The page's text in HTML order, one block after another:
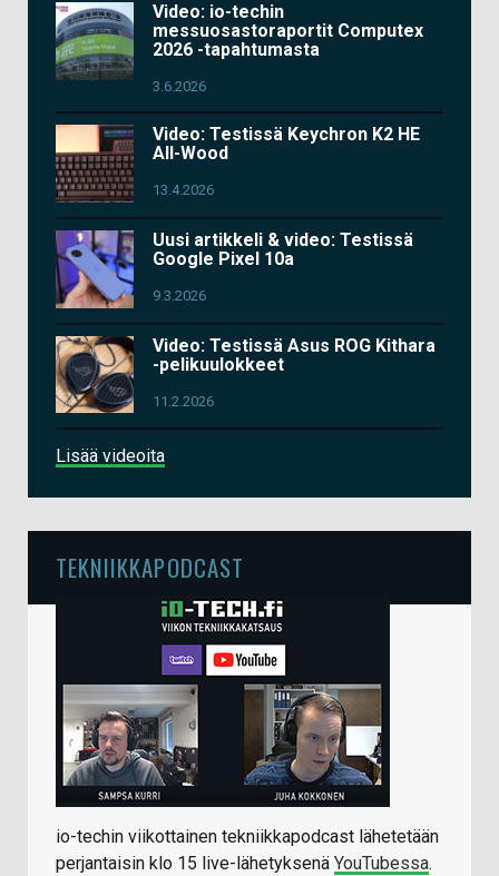
Video: io-techin
messuosastoraportit Computex
2026 -tapahtumasta
3.6.2026
Video: Testissä Keychron K2 HE
All-Wood
13.4.2026
Uusi artikkeli & video: Testissä
Google Pixel 10a
9.3.2026
Video: Testissä Asus ROG Kithara
-pelikuulokkeet
11.2.2026
Lisää videoita
TEKNIIKKAPODCAST
io-techin viikottainen tekniikkapodcast lähetetään
perjantaisin klo 15 live-lähetyksenä YouTubessa.